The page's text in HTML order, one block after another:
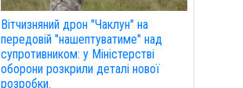
Вітчизняний дрон "Чаклун" на
передовій "нашептуватиме" над
супротивником: у Міністерстві
оборони розкрили деталі нової
розробки.